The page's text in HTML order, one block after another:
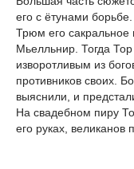
его с ётунами
Трюм его сакральное
Мьелльнир. Тогда
изворотливым из
противников своих.
выяснили, и
На свадебном пиру
его руках, великанов